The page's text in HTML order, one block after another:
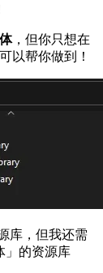
，但你只想在
以帮你做到！
库，但我还需
」的资源库